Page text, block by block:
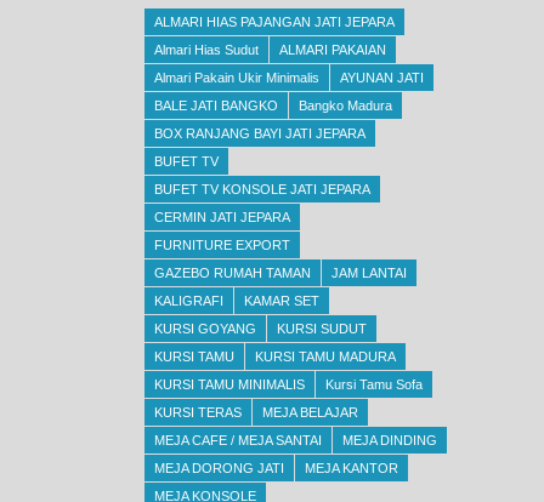
ALMARI HIAS PAJANGAN JATI JEPARA
Almari Hias Sudut
ALMARI PAKAIAN
Almari Pakain Ukir Minimalis
AYUNAN JATI
BALE JATI BANGKO
Bangko Madura
BOX RANJANG BAYI JATI JEPARA
BUFET TV
BUFET TV KONSOLE JATI JEPARA
CERMIN JATI JEPARA
FURNITURE EXPORT
GAZEBO RUMAH TAMAN
JAM LANTAI
KALIGRAFI
KAMAR SET
KURSI GOYANG
KURSI SUDUT
KURSI TAMU
KURSI TAMU MADURA
KURSI TAMU MINIMALIS
Kursi Tamu Sofa
KURSI TERAS
MEJA BELAJAR
MEJA CAFE / MEJA SANTAI
MEJA DINDING
MEJA DORONG JATI
MEJA KANTOR
MEJA KONSOLE